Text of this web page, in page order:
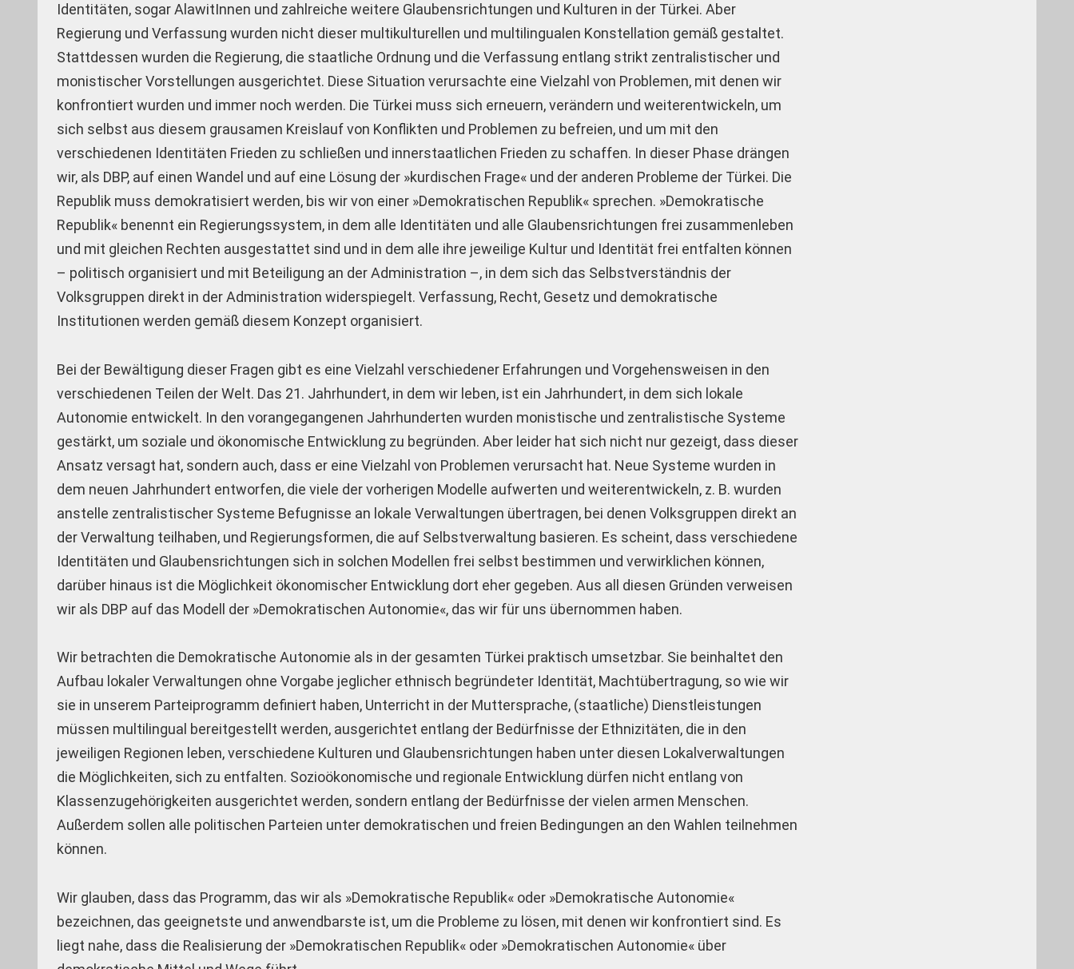
Identitäten, sogar AlawitInnen und zahlreiche weitere Glaubensrichtungen und Kulturen in der Türkei. Aber
Regierung und Verfassung wurden nicht dieser multikulturellen und multilingualen Konstellation gemäß gestaltet.
Stattdessen wurden die Regierung, die staatliche Ordnung und die Verfassung entlang strikt zentralistischer und
monistischer Vorstellungen ausgerichtet. Diese Situation verursachte eine Vielzahl von Problemen, mit denen wir
konfrontiert wurden und immer noch werden. Die Türkei muss sich erneuern, verändern und weiterentwickeln, um
sich selbst aus diesem grausamen Kreislauf von Konflikten und Problemen zu befreien, und um mit den
verschiedenen Identitäten Frieden zu schließen und innerstaatlichen Frieden zu schaffen. In dieser Phase drängen
wir, als DBP, auf einen Wandel und auf eine Lösung der »kurdischen Frage« und der anderen Probleme der Türkei. Die
Republik muss demokratisiert werden, bis wir von einer »Demokratischen Republik« sprechen. »Demokratische
Republik« benennt ein Regierungssystem, in dem alle Identitäten und alle Glaubensrichtungen frei zusammenleben
und mit gleichen Rechten ausgestattet sind und in dem alle ihre jeweilige Kultur und Identität frei entfalten können
– politisch organisiert und mit Beteiligung an der Administration –, in dem sich das Selbstverständnis der
Volksgruppen direkt in der Administration widerspiegelt. Verfassung, Recht, Gesetz und demokratische
Institutionen werden gemäß diesem Konzept organisiert.
Bei der Bewältigung dieser Fragen gibt es eine Vielzahl verschiedener Erfahrungen und Vorgehensweisen in den
verschiedenen Teilen der Welt. Das 21. Jahrhundert, in dem wir leben, ist ein Jahrhundert, in dem sich lokale
Autonomie entwickelt. In den vorangegangenen Jahrhunderten wurden monistische und zentralistische Systeme
gestärkt, um soziale und ökonomische Entwicklung zu begründen. Aber leider hat sich nicht nur gezeigt, dass dieser
Ansatz versagt hat, sondern auch, dass er eine Vielzahl von Problemen verursacht hat. Neue Systeme wurden in
dem neuen Jahrhundert entworfen, die viele der vorherigen Modelle aufwerten und weiterentwickeln, z. B. wurden
anstelle zentralistischer Systeme Befugnisse an lokale Verwaltungen übertragen, bei denen Volksgruppen direkt an
der Verwaltung teilhaben, und Regierungsformen, die auf Selbstverwaltung basieren. Es scheint, dass verschiedene
Identitäten und Glaubensrichtungen sich in solchen Modellen frei selbst bestimmen und verwirklichen können,
darüber hinaus ist die Möglichkeit ökonomischer Entwicklung dort eher gegeben. Aus all diesen Gründen verweisen
wir als DBP auf das Modell der »Demokratischen Autonomie«, das wir für uns übernommen haben.
Wir betrachten die Demokratische Autonomie als in der gesamten Türkei praktisch umsetzbar. Sie beinhaltet den
Aufbau lokaler Verwaltungen ohne Vorgabe jeglicher ethnisch begründeter Identität, Machtübertragung, so wie wir
sie in unserem Parteiprogramm definiert haben, Unterricht in der Muttersprache, (staatliche) Dienstleistungen
müssen multilingual bereitgestellt werden, ausgerichtet entlang der Bedürfnisse der Ethnizitäten, die in den
jeweiligen Regionen leben, verschiedene Kulturen und Glaubensrichtungen haben unter diesen Lokalverwaltungen
die Möglichkeiten, sich zu entfalten. Sozioökonomische und regionale Entwicklung dürfen nicht entlang von
Klassenzugehörigkeiten ausgerichtet werden, sondern entlang der Bedürfnisse der vielen armen Menschen.
Außerdem sollen alle politischen Parteien unter demokratischen und freien Bedingungen an den Wahlen teilnehmen
können.
Wir glauben, dass das Programm, das wir als »Demokratische Republik« oder »Demokratische Autonomie«
bezeichnen, das geeignetste und anwendbarste ist, um die Probleme zu lösen, mit denen wir konfrontiert sind. Es
liegt nahe, dass die Realisierung der »Demokratischen Republik« oder »Demokratischen Autonomie« über